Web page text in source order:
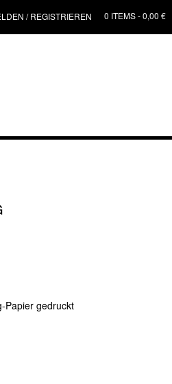
/ REGISTRIEREN 0 ITEMS - 0,00 €
Papier gedruckt